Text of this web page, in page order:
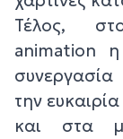
Τέλος,
animation η
την
και στα